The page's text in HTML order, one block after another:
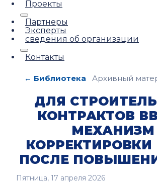
Проекты
Партнеры
Эксперты
сведения об организации
Контакты
← Библиотека Архивный
ДЛЯ
КОНТРАКТОВ
МЕХАНИЗМ
ПОСЛЕ
Пятница, 17 апреля 2026